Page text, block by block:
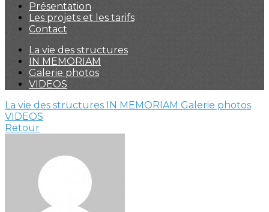
Présentation
Les projets et les tarifs
Contact
La vie des structures
IN MEMORIAM
Galerie photos
VIDEOS
La vie des structures IN MEMORIAM Galerie photos
VIDEOS
Retour